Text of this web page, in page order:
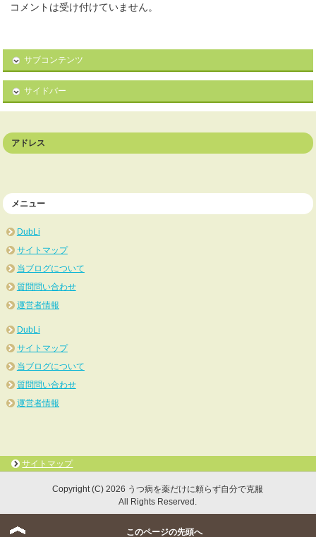
コメントは受け付けていません。
サブコンテンツ
サイドバー
アドレス
メニュー
DubLi
サイトマップ
当ブログについて
質問問い合わせ
運営者情報
DubLi
サイトマップ
当ブログについて
質問問い合わせ
運営者情報
サイトマップ
Copyright (C) 2026 うつ病を薬だけに頼らず自分で克服
All Rights Reserved.
このページの先頭へ